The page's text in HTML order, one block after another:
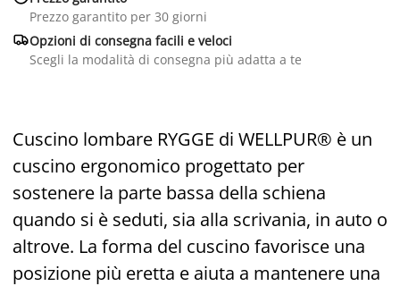
Prezzo garantito per 30 giorni
Opzioni di consegna facili e veloci
Scegli la modalità di consegna più adatta a te
Cuscino lombare RYGGE di WELLPUR® è un
cuscino ergonomico progettato per
sostenere la parte bassa della schiena
quando si è seduti, sia alla scrivania, in auto o
altrove. La forma del cuscino favorisce una
posizione più eretta e aiuta a mantenere una